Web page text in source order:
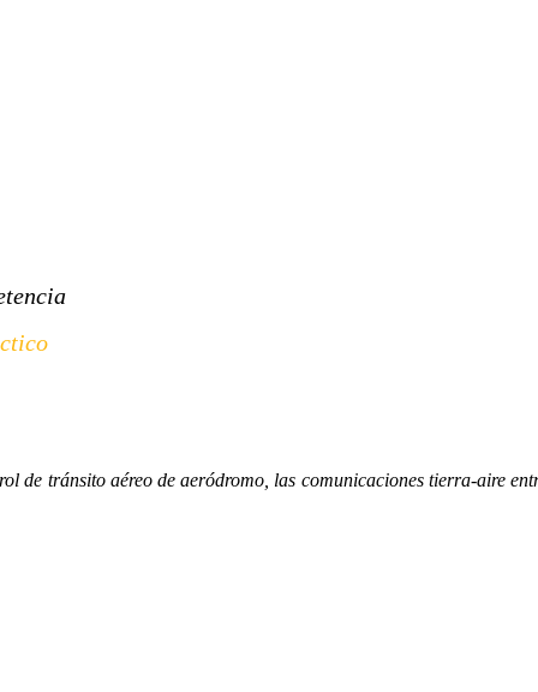
de tránsito aéreo de aeródromo, las comunicaciones tierra-aire